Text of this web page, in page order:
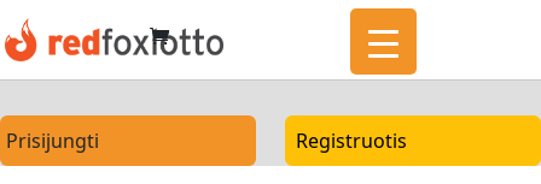
Prisijungti Registruotis